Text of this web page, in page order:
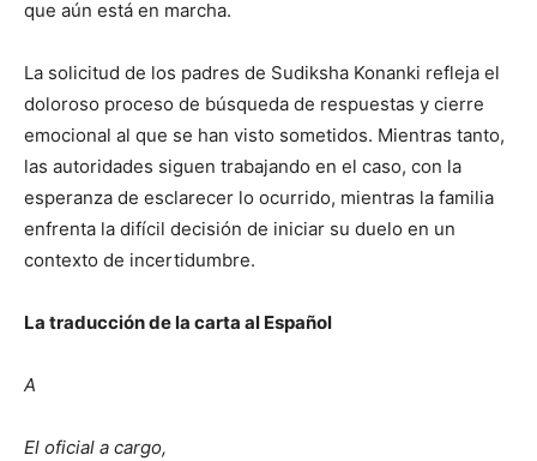
que aún está en marcha.
La solicitud de los padres de Sudiksha Konanki refleja el
doloroso proceso de búsqueda de respuestas y cierre
emocional al que se han visto sometidos. Mientras tanto,
las autoridades siguen trabajando en el caso, con la
esperanza de esclarecer lo ocurrido, mientras la familia
enfrenta la difícil decisión de iniciar su duelo en un
contexto de incertidumbre.
La traducción de la carta al Español
A
El oficial a cargo,